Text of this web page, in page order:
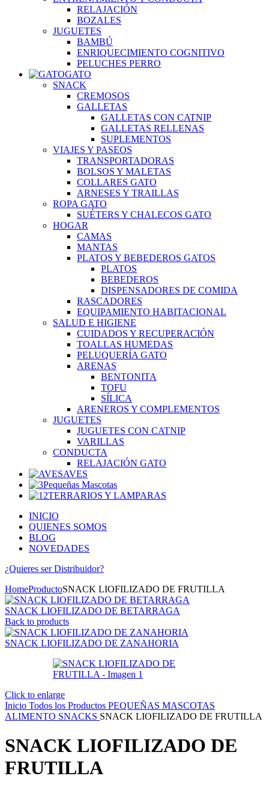
RELAJACIÓN
BOZALES
JUGUETES
BAMBÚ
ENRIQUECIMIENTO COGNITIVO
PELUCHES PERRO
GATO
SNACK
CREMOSOS
GALLETAS
GALLETAS CON CATNIP
GALLETAS RELLENAS
SUPLEMENTOS
VIAJES Y PASEOS
TRANSPORTADORAS
BOLSOS Y MALETAS
COLLARES GATO
ARNESES Y TRAILLAS
ROPA GATO
SUÉTERS Y CHALECOS GATO
HOGAR
CAMAS
MANTAS
PLATOS Y BEBEDEROS GATOS
PLATOS
BEBEDEROS
DISPENSADORES DE COMIDA
RASCADORES
EQUIPAMIENTO HABITACIONAL
SALUD E HIGIENE
CUIDADOS Y RECUPERACIÓN
TOALLAS HUMEDAS
PELUQUERÍA GATO
ARENAS
BENTONITA
TOFU
SÍLICA
ARENEROS Y COMPLEMENTOS
JUGUETES
JUGUETES CON CATNIP
VARILLAS
CONDUCTA
RELAJACIÓN GATO
AVES
Pequeñas Mascotas
TERRARIOS Y LAMPARAS
INICIO
QUIENES SOMOS
BLOG
NOVEDADES
¿Quieres ser Distribuidor?
HomeProductoSNACK LIOFILIZADO DE FRUTILLA
SNACK LIOFILIZADO DE BETARRAGA
Back to products
SNACK LIOFILIZADO DE ZANAHORIA
Click to enlarge
Inicio Todos los Productos PEQUEÑAS MASCOTAS
ALIMENTO SNACKS SNACK LIOFILIZADO DE FRUTILLA
SNACK LIOFILIZADO DE
FRUTILLA